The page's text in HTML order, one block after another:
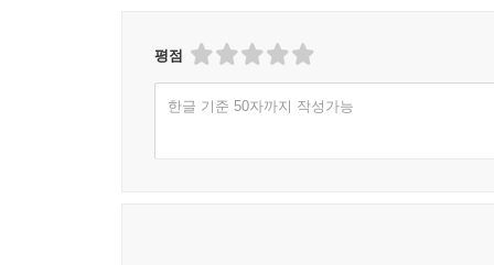
평점
한글 기준 50자까지 작성가능